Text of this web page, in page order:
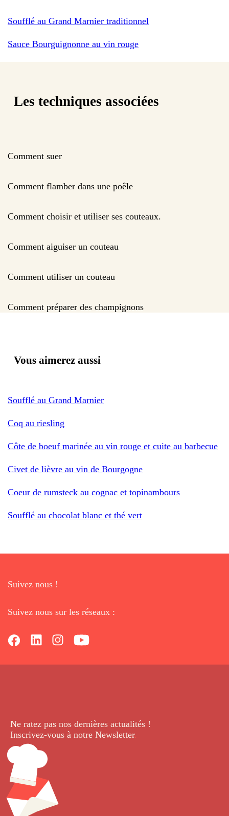
Soufflé au Grand Marnier traditionnel
Sauce Bourguignonne au vin rouge
Les techniques associées
Comment suer
Comment flamber dans une poêle
Comment choisir et utiliser ses couteaux.
Comment aiguiser un couteau
Comment utiliser un couteau
Comment préparer des champignons
Vous aimerez aussi
Soufflé au Grand Marnier
Coq au riesling
Côte de boeuf marinée au vin rouge et cuite au barbecue
Civet de lièvre au vin de Bourgogne
Coeur de rumsteck au cognac et topinambours
Soufflé au chocolat blanc et thé vert
Suivez nous !
Suivez nous sur les réseaux :
Ne ratez pas nos dernières actualités !
Inscrivez-vous à notre Newsletter.